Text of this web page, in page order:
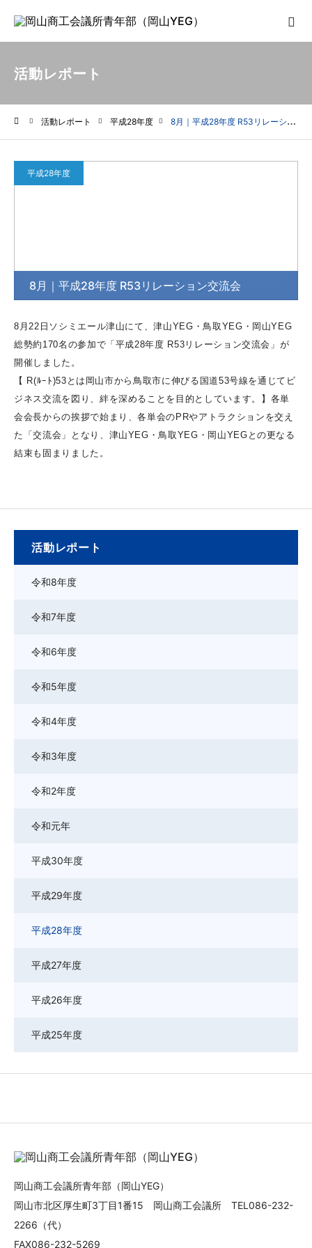
活動レポート
活動レポート 平成28年度 8月｜平成28年度 R53リレーション交流会
平成28年度
8月｜平成28年度 R53リレーション交流会
8月22日ソシミエール津山にて、津山YEG・鳥取YEG・岡山YEG
総勢約170名の参加で「平成28年度 R53リレーション交流会」が
開催しました。
【 R(ﾙｰﾄ)53とは岡山市から鳥取市に伸びる国道53号線を通じてビ
ジネス交流を図り、絆を深めることを目的としています。】各単
会会長からの挨拶で始まり、各単会のPRやアトラクションを交え
た「交流会」となり、津山YEG・鳥取YEG・岡山YEGとの更なる
結束も固まりました。
活動レポート
令和8年度
令和7年度
令和6年度
令和5年度
令和4年度
令和3年度
令和2年度
令和元年
平成30年度
平成29年度
平成28年度
平成27年度
平成26年度
平成25年度
岡山商工会議所青年部（岡山YEG）
岡山市北区厚生町3丁目1番15 岡山商工会議所 TEL086-232-
2266（代）
FAX086-232-5269